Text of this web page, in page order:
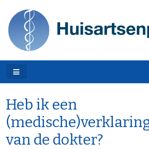
Heb ik een
van de dokter?